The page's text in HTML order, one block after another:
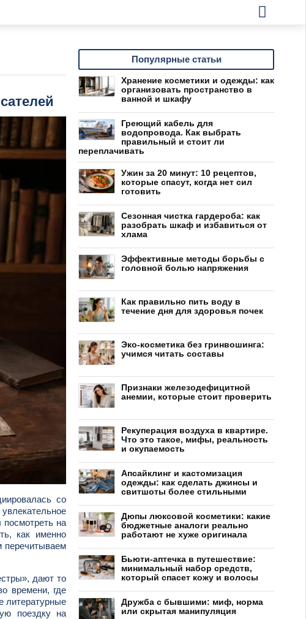
со
на
как именно
перечитываем
дают то
времени, где
литературные
поездку на
Популярные статьи
Хранение косметики и одежды: как
организовать пространство в
ванной и шкафу
Греющий кабель для
водопровода. Как выбрать
правильный и стоит ли
переплачивать
Ужин за 20 минут: 10 рецептов,
которые спасут, когда нет сил
готовить
Сезонная чистка гардероба: как
разобрать шкаф и избавиться от
хлама
Эффективные методы борьбы с
головной болью напряжения
Как правильно пить воду в
течение дня для здоровья почек
Эко-косметика без гринвошинга:
учимся читать составы
Признаки железодефицитной
анемии, которые стоит проверить
Рекуперация воздуха в квартире.
Что это такое, мифы, реальность
и окупаемость
Апсайклинг и кастомизация
одежды: как сделать джинсы и
свитшоты более стильными
Дюпы люксовой косметики: какие
бюджетные аналоги реально
работают не хуже оригинала
Бьюти-аптечка в путешествие:
минимальный набор средств,
который спасет кожу и волосы
Дружба с бывшими: миф, норма
или скрытая манипуляция